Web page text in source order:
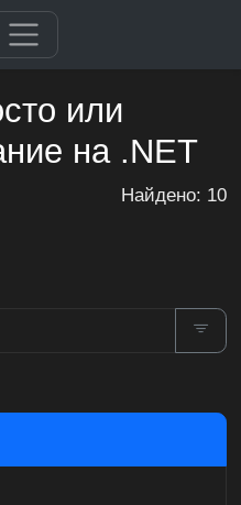
или
на .NET
Найдено: 10